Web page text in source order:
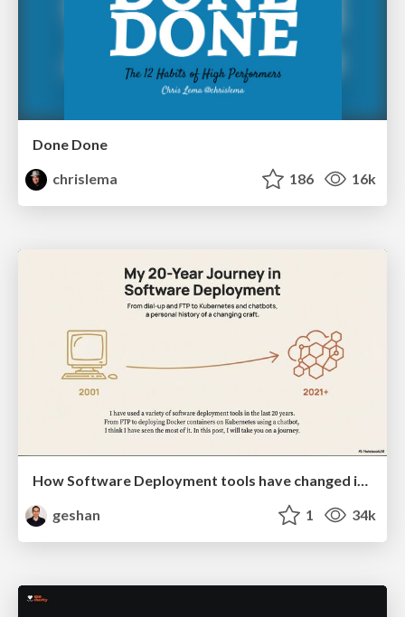
Done Done
chrislema
186 16k
How Software Deployment tools have changed in the past 20 years
geshan
1 34k